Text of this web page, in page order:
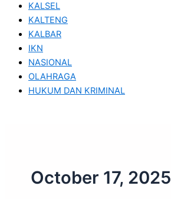
KALSEL
KALTENG
KALBAR
IKN
NASIONAL
OLAHRAGA
HUKUM DAN KRIMINAL
October 17, 2025